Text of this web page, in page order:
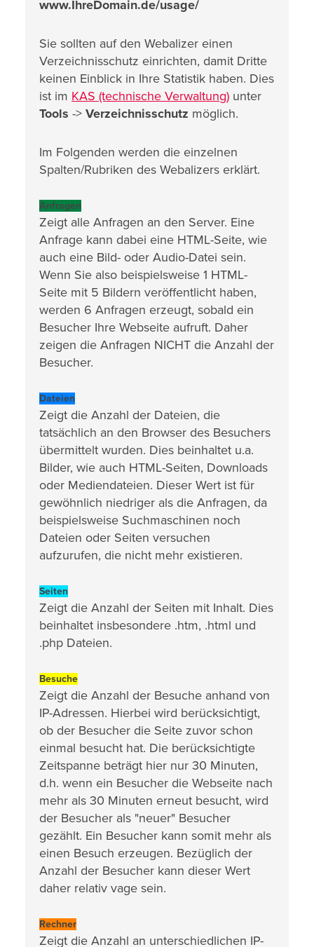
www.IhreDomain.de/usage/
Sie sollten auf den Webalizer einen
Verzeichnisschutz einrichten, damit Dritte
keinen Einblick in Ihre Statistik haben. Dies
ist im KAS (technische Verwaltung) unter
Tools -> Verzeichnisschutz möglich.
Im Folgenden werden die einzelnen
Spalten/Rubriken des Webalizers erklärt.
Anfragen
Zeigt alle Anfragen an den Server. Eine
Anfrage kann dabei eine HTML-Seite, wie
auch eine Bild- oder Audio-Datei sein.
Wenn Sie also beispielsweise 1 HTML-
Seite mit 5 Bildern veröffentlicht haben,
werden 6 Anfragen erzeugt, sobald ein
Besucher Ihre Webseite aufruft. Daher
zeigen die Anfragen NICHT die Anzahl der
Besucher.
Dateien
Zeigt die Anzahl der Dateien, die
tatsächlich an den Browser des Besuchers
übermittelt wurden. Dies beinhaltet u.a.
Bilder, wie auch HTML-Seiten, Downloads
oder Mediendateien. Dieser Wert ist für
gewöhnlich niedriger als die Anfragen, da
beispielsweise Suchmaschinen noch
Dateien oder Seiten versuchen
aufzurufen, die nicht mehr existieren.
Seiten
Zeigt die Anzahl der Seiten mit Inhalt. Dies
beinhaltet insbesondere .htm, .html und
.php Dateien.
Besuche
Zeigt die Anzahl der Besuche anhand von
IP-Adressen. Hierbei wird berücksichtigt,
ob der Besucher die Seite zuvor schon
einmal besucht hat. Die berücksichtigte
Zeitspanne beträgt hier nur 30 Minuten,
d.h. wenn ein Besucher die Webseite nach
mehr als 30 Minuten erneut besucht, wird
der Besucher als "neuer" Besucher
gezählt. Ein Besucher kann somit mehr als
einen Besuch erzeugen. Bezüglich der
Anzahl der Besucher kann dieser Wert
daher relativ vage sein.
Rechner
Zeigt die Anzahl an unterschiedlichen IP-